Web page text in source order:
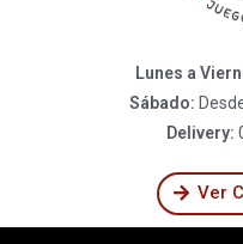
Lunes a
Sábado:
Delivery:
Ver